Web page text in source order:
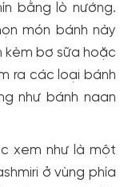
bằng lò nướng.
món bánh này
kèm bơ sữa hoặc
ra các loại bánh
như bánh naan
xem như là một
ở vùng phía